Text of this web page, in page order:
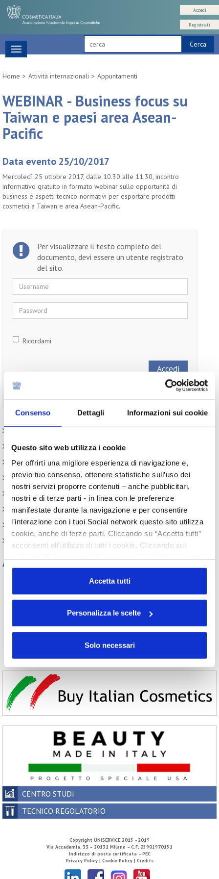
Consenso Dettagli Informazioni sui cookie
Questo sito web utilizza i cookie
Per offrirti una migliore esperienza di navigazione e,
previo tuo consenso, ottenere statistiche sull’uso dei
nostri servizi proporre contenuti – anche pubblicitari,
nostri e di terze parti - in linea con le preferenze
manifestate durante la navigazione e per consentire
l’interazione con i tuoi Social network questo sito utilizza
cookie, anche di terze parti. Cliccando su “Accetta tutti”
acconsenti all’utilizzo di tutti i cookie. Cliccando sul
o profilazione viene utilizzato. Cliccando su
“Personalizza le scelte” è possibile esprimere la propria
volontà in relazione a ciascuna categoria di cookie del
Accetta tutti
Personalizza le scelte
Solo necessari
Cerca
Accedi
Registrati
Toggle
navigation
Home
Attività internazionali Appuntamenti
WEBINAR - Business focus su
Taiwan e paesi area Asean-
Pacific
Data evento 25/10/2017
Mercoledì 25 ottobre 2017, dalle 10.30 alle 11.30, incontro
informativo gratuito in formato webinar sulle opportunità di
business e aspetti tecnico-normativi per esportare prodotti
cosmetici a Taiwan e area Asean-Pacific.
Per visualizzare il testo completo del
documento, devi essere un utente registrato
del sito.
Username
Password
Ricordami
Non ti sei ancora registrato?
Iniziative
Webinar
Circolari
Memorandum of Understanding
Corsi di formazione
Contatti utili
Archivio
2026 2025 2024
2023
2017 2016
2014
2013 2012
2011
2010
2004
CENTRO STUDI
TECNICO REGOLATORIO
Copyright UNISERVICE 2015 - 2019
Via Accademia, 33 – 20131 Milano – C.F. 05901970151
Indirizzo di posta certificata – PEC
Privacy Policy | Cookie Policy | Credits